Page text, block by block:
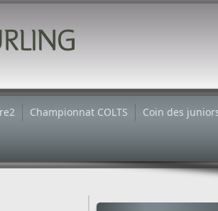
Championnat COLTS Coin des